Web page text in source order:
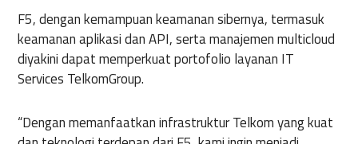
F5, dengan kemampuan keamanan sibernya, termasuk
keamanan aplikasi dan API, serta manajemen multicloud
diyakini dapat memperkuat portofolio layanan IT
Services TelkomGroup.
“Dengan memanfaatkan infrastruktur Telkom yang kuat